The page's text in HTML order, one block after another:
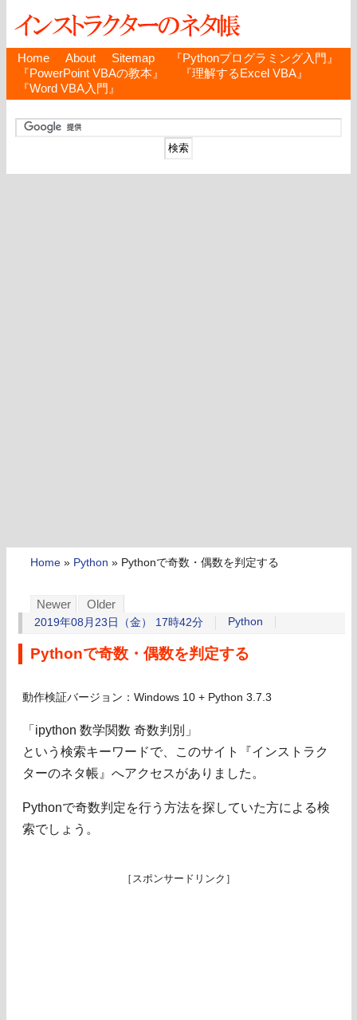
Home About Sitemap
『Pythonプログラミング入門』
『PowerPoint VBAの教本』
『理解するExcel VBA』
『Word VBA入門』
Home » Python » Pythonで奇数・偶数を判定する
Newer Older
2019年08月23日（金） 17時42分 Python
Pythonで奇数・偶数を判定する
動作検証バージョン：Windows 10 + Python 3.7.3
「ipython 数学関数 奇数判別」
という検索キーワードで、このサイト『インストラク
ターのネタ帳』へアクセスがありました。
Pythonで奇数判定を行う方法を探していた方による検
索でしょう。
［スポンサードリンク］